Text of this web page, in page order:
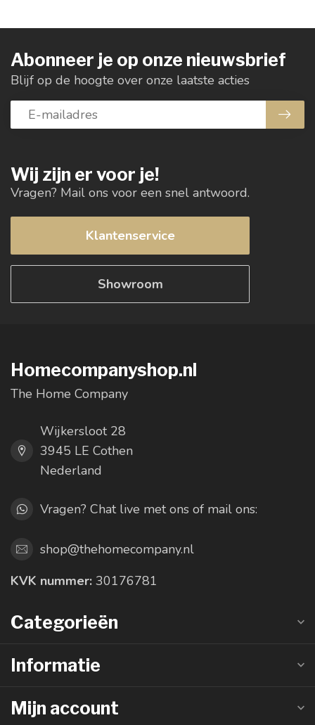
Wij zijn er voor je!
Vragen? Mail ons voor een snel antwoord.
Klantenservice
Showroom
Abonneer je op onze nieuwsbrief
Blijf op de hoogte over onze laatste acties
Homecompanyshop.nl
The Home Company
Wijkersloot 28
3945 LE Cothen
Nederland
Vragen? Chat live met ons of mail ons:
shop@thehomecompany.nl
KVK nummer: 30176781
Categorieën
Informatie
Mijn account